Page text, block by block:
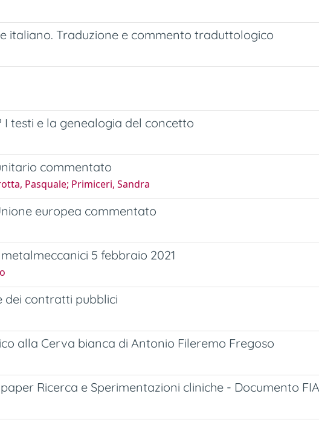
italiano. Traduzione e commento traduttologico
I testi e la genealogia del concetto
commentato
Pasquale; Primiceri, Sandra
europea commentato
5 febbraio 2021
dei contratti pubblici
alla Cerva bianca di Antonio Fileremo Fregoso
Ricerca e Sperimentazioni cliniche - Documento